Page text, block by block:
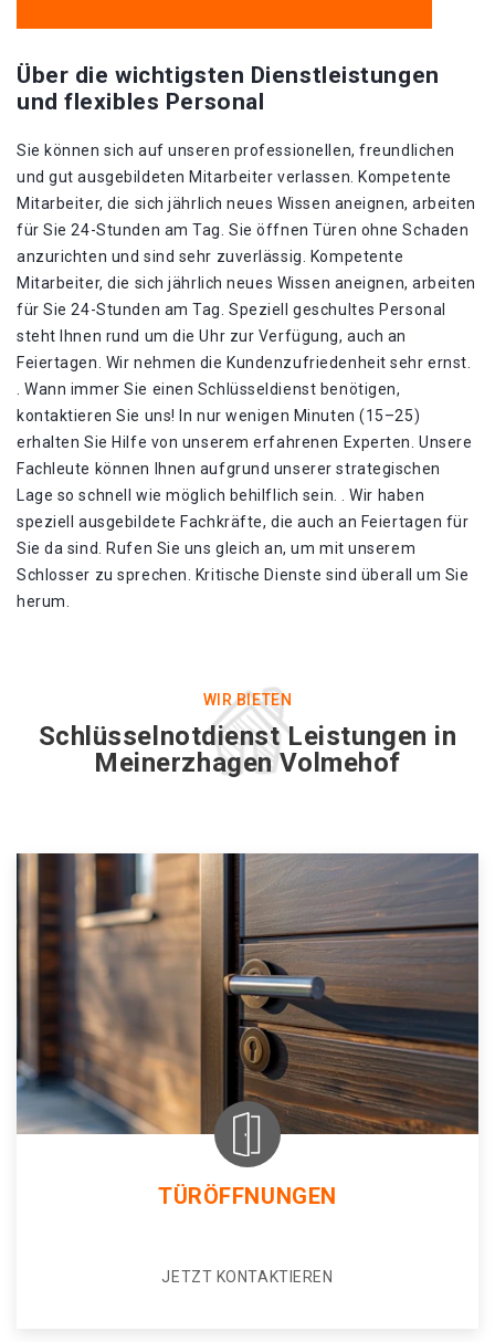
Über die wichtigsten Dienstleistungen
und flexibles Personal
Sie können sich auf unseren professionellen, freundlichen
und gut ausgebildeten Mitarbeiter verlassen. Kompetente
Mitarbeiter, die sich jährlich neues Wissen aneignen, arbeiten
für Sie 24-Stunden am Tag. Sie öffnen Türen ohne Schaden
anzurichten und sind sehr zuverlässig. Kompetente
Mitarbeiter, die sich jährlich neues Wissen aneignen, arbeiten
für Sie 24-Stunden am Tag. Speziell geschultes Personal
steht Ihnen rund um die Uhr zur Verfügung, auch an
Feiertagen. Wir nehmen die Kundenzufriedenheit sehr ernst.
. Wann immer Sie einen Schlüsseldienst benötigen,
kontaktieren Sie uns! In nur wenigen Minuten (15–25)
erhalten Sie Hilfe von unserem erfahrenen Experten. Unsere
Fachleute können Ihnen aufgrund unserer strategischen
Lage so schnell wie möglich behilflich sein. . Wir haben
speziell ausgebildete Fachkräfte, die auch an Feiertagen für
Sie da sind. Rufen Sie uns gleich an, um mit unserem
Schlosser zu sprechen. Kritische Dienste sind überall um Sie
herum.
WIR BIETEN
Schlüsselnotdienst Leistungen in
Meinerzhagen Volmehof
TÜRÖFFNUNGEN
JETZT KONTAKTIEREN